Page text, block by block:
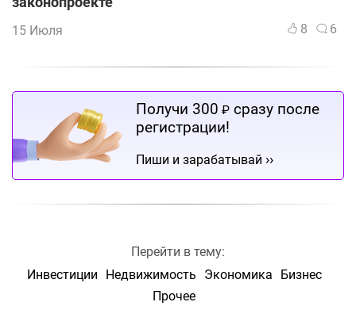
15 Июля 8 6
Получи 300 ₽ сразу после
регистрации!
Пиши и зарабатывай ››
Перейти в тему:
Инвестиции
Недвижимость Экономика
Бизнес
Прочее